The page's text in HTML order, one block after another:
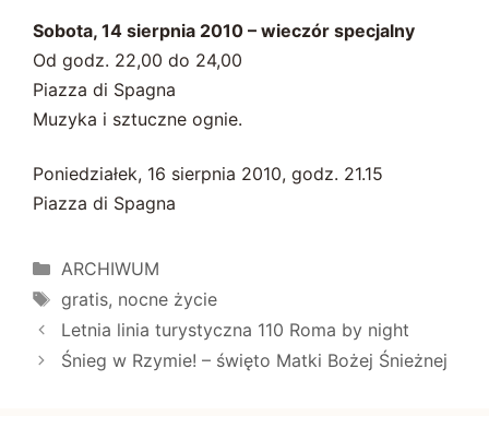
Sobota, 14 sierpnia 2010 – wieczór specjalny
Od godz. 22,00 do 24,00
Piazza di Spagna
Muzyka i sztuczne ognie.
Poniedziałek, 16 sierpnia 2010, godz. 21.15
Piazza di Spagna
Kategorie
ARCHIWUM
Tagi
gratis, nocne życie
Letnia linia turystyczna 110 Roma by night
Śnieg w Rzymie! – święto Matki Bożej Śnieżnej